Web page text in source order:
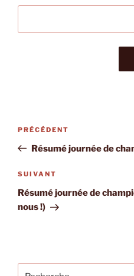
Navigation
l’article
Article
précédent
PRÉCÉDENT
Résumé journée de
Article
suivant
SUIVANT
Résumé journée de
nous !)